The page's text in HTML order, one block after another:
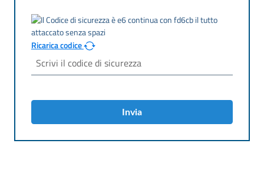
Ricarica codice
Invia